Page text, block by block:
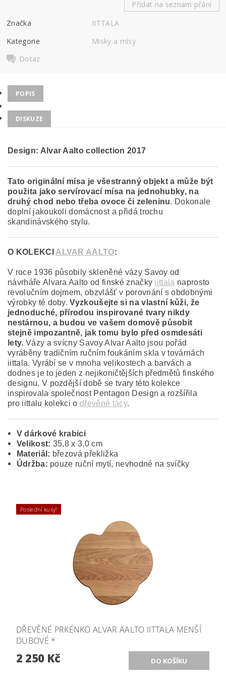
Přidat na seznam přání
Značka
IITTALA
Kategorie
Misky a mísy
Dotaz
POPIS
DISKUZE
Design: Alvar Aalto collection 2017
Tato originální mísa je všestranný objekt a může být
použita jako servírovací mísa na jednohubky, na
druhý chod nebo třeba ovoce či zeleninu. Dokonale
doplní jakoukoli domácnost a přidá trochu
skandinávského stylu.
O KOLEKCI ALVAR AALTO:
V roce 1936 působily skleněné vázy Savoy od
návrháře Alvara Aalto od finské značky iittala naprosto
revolučním dojmem, obzvlášť v porovnání s obdobnými
výrobky té doby.Vyzkoušejte si na vlastní kůži, že
jednoduché, přírodou inspirované tvary nikdy
nestárnou, a budou ve vašem domově působit
stejně impozantně, jak tomu bylo před osmdesáti
lety. Vázy a svícny Savoy Alvar Aalto jsou pořád
vyráběny tradičním ručním foukáním skla v továrnách
iittala. Vyrábí se v mnoha velikostech a barvách a
dodnes je to jeden z nejikoničtějších předmětů finského
designu. V pozdější době se tvary této kolekce
inspirovala společnost Pentagon Design a rozšířila
pro iittalu kolekci odřevěné tácy.
V dárkové krabici
Velikost: 35,8 x 3,0 cm
Materiál: březová překližka
Údržba: pouze ruční mytí, nevhodné na svíčky
Poslední kusy!
DŘEVĚNÉ PRKÉNKO ALVAR AALTO IITTALA MENŠÍ
DUBOVÉ *
2 250 Kč